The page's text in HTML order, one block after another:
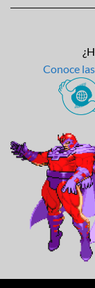
Conoce